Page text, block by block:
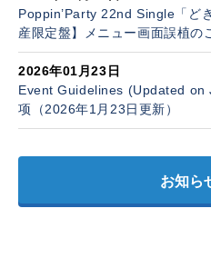
Poppin’Party 22nd Single「ど
産限定盤】メニュー画面誤植の
2026年01月23日
Event Guidelines (Updated on
项（2026年1月23日更新）
お知ら